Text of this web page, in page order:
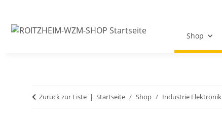
Shop
Zurück zur Liste Startseite Shop Industrie Elektronik